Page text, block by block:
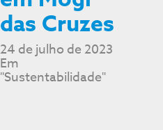
das Cruzes
24 de julho de 2023
Em
"Sustentabilidade"